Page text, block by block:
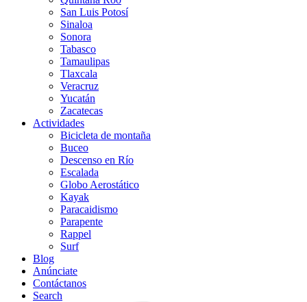
San Luis Potosí
Sinaloa
Sonora
Tabasco
Tamaulipas
Tlaxcala
Veracruz
Yucatán
Zacatecas
Actividades
Bicicleta de montaña
Buceo
Descenso en Río
Escalada
Globo Aerostático
Kayak
Paracaidismo
Parapente
Rappel
Surf
Blog
Anúnciate
Contáctanos
Search